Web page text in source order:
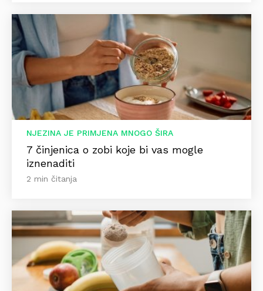
NJEZINA JE PRIMJENA MNOGO ŠIRA
7 činjenica o zobi koje bi vas mogle
iznenaditi
2 min čitanja